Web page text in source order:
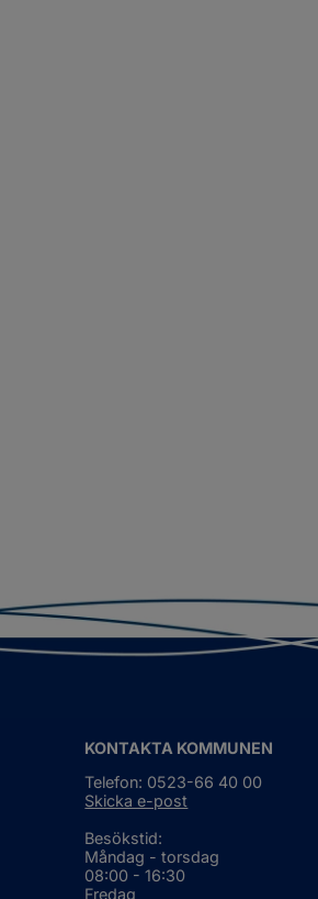
KONTAKTA KOMMUNEN
Telefon: 0523-66 40 00
Skicka e-post
Besökstid:
Måndag - torsdag
08:00 - 16:30
Fredag